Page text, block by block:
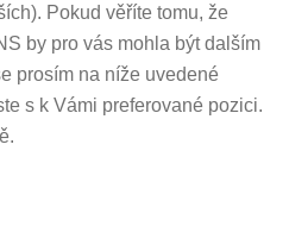
Pokud věříte tomu, že
by pro vás mohla být dalším
prosím na níže uvedené
s k Vámi preferované pozici.